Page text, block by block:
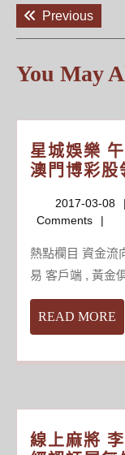
章
導
覽
Previous
You May
星城娛樂
澳門博彩股
2017-03-08
Comments
熱點欄目 資金流向 千股千評 個股診斷 最新評級 模儗交
易 客戶端 , 黃金
READ MORE
線上麻將